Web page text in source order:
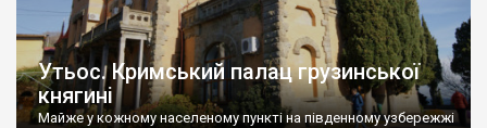
Утьос. Кримський палац грузинської
княгині
Майже у кожному населеному пункті на південному узбережжі